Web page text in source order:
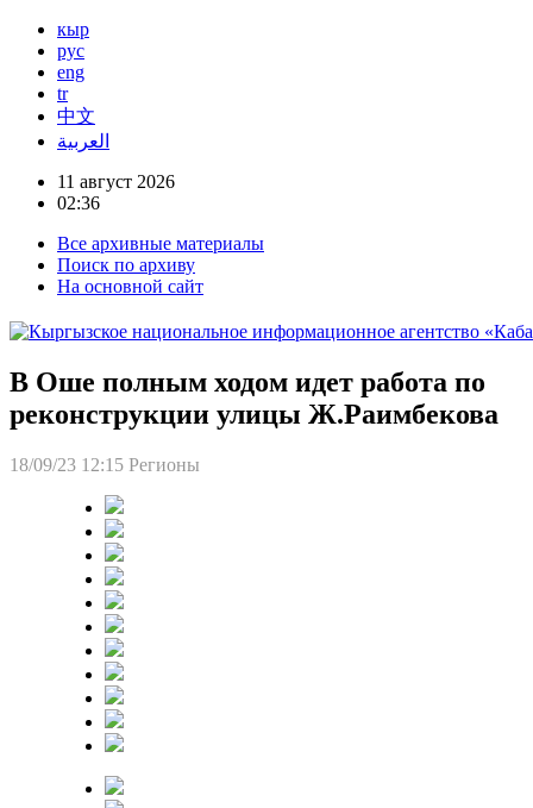
кыр
рус
eng
tr
中文
العربية
11 август 2026
02:36
Все архивные материалы
Поиск по архиву
На основной сайт
В Оше полным ходом идет работа по
реконструкции улицы Ж.Раимбекова
18/09/23 12:15 Регионы